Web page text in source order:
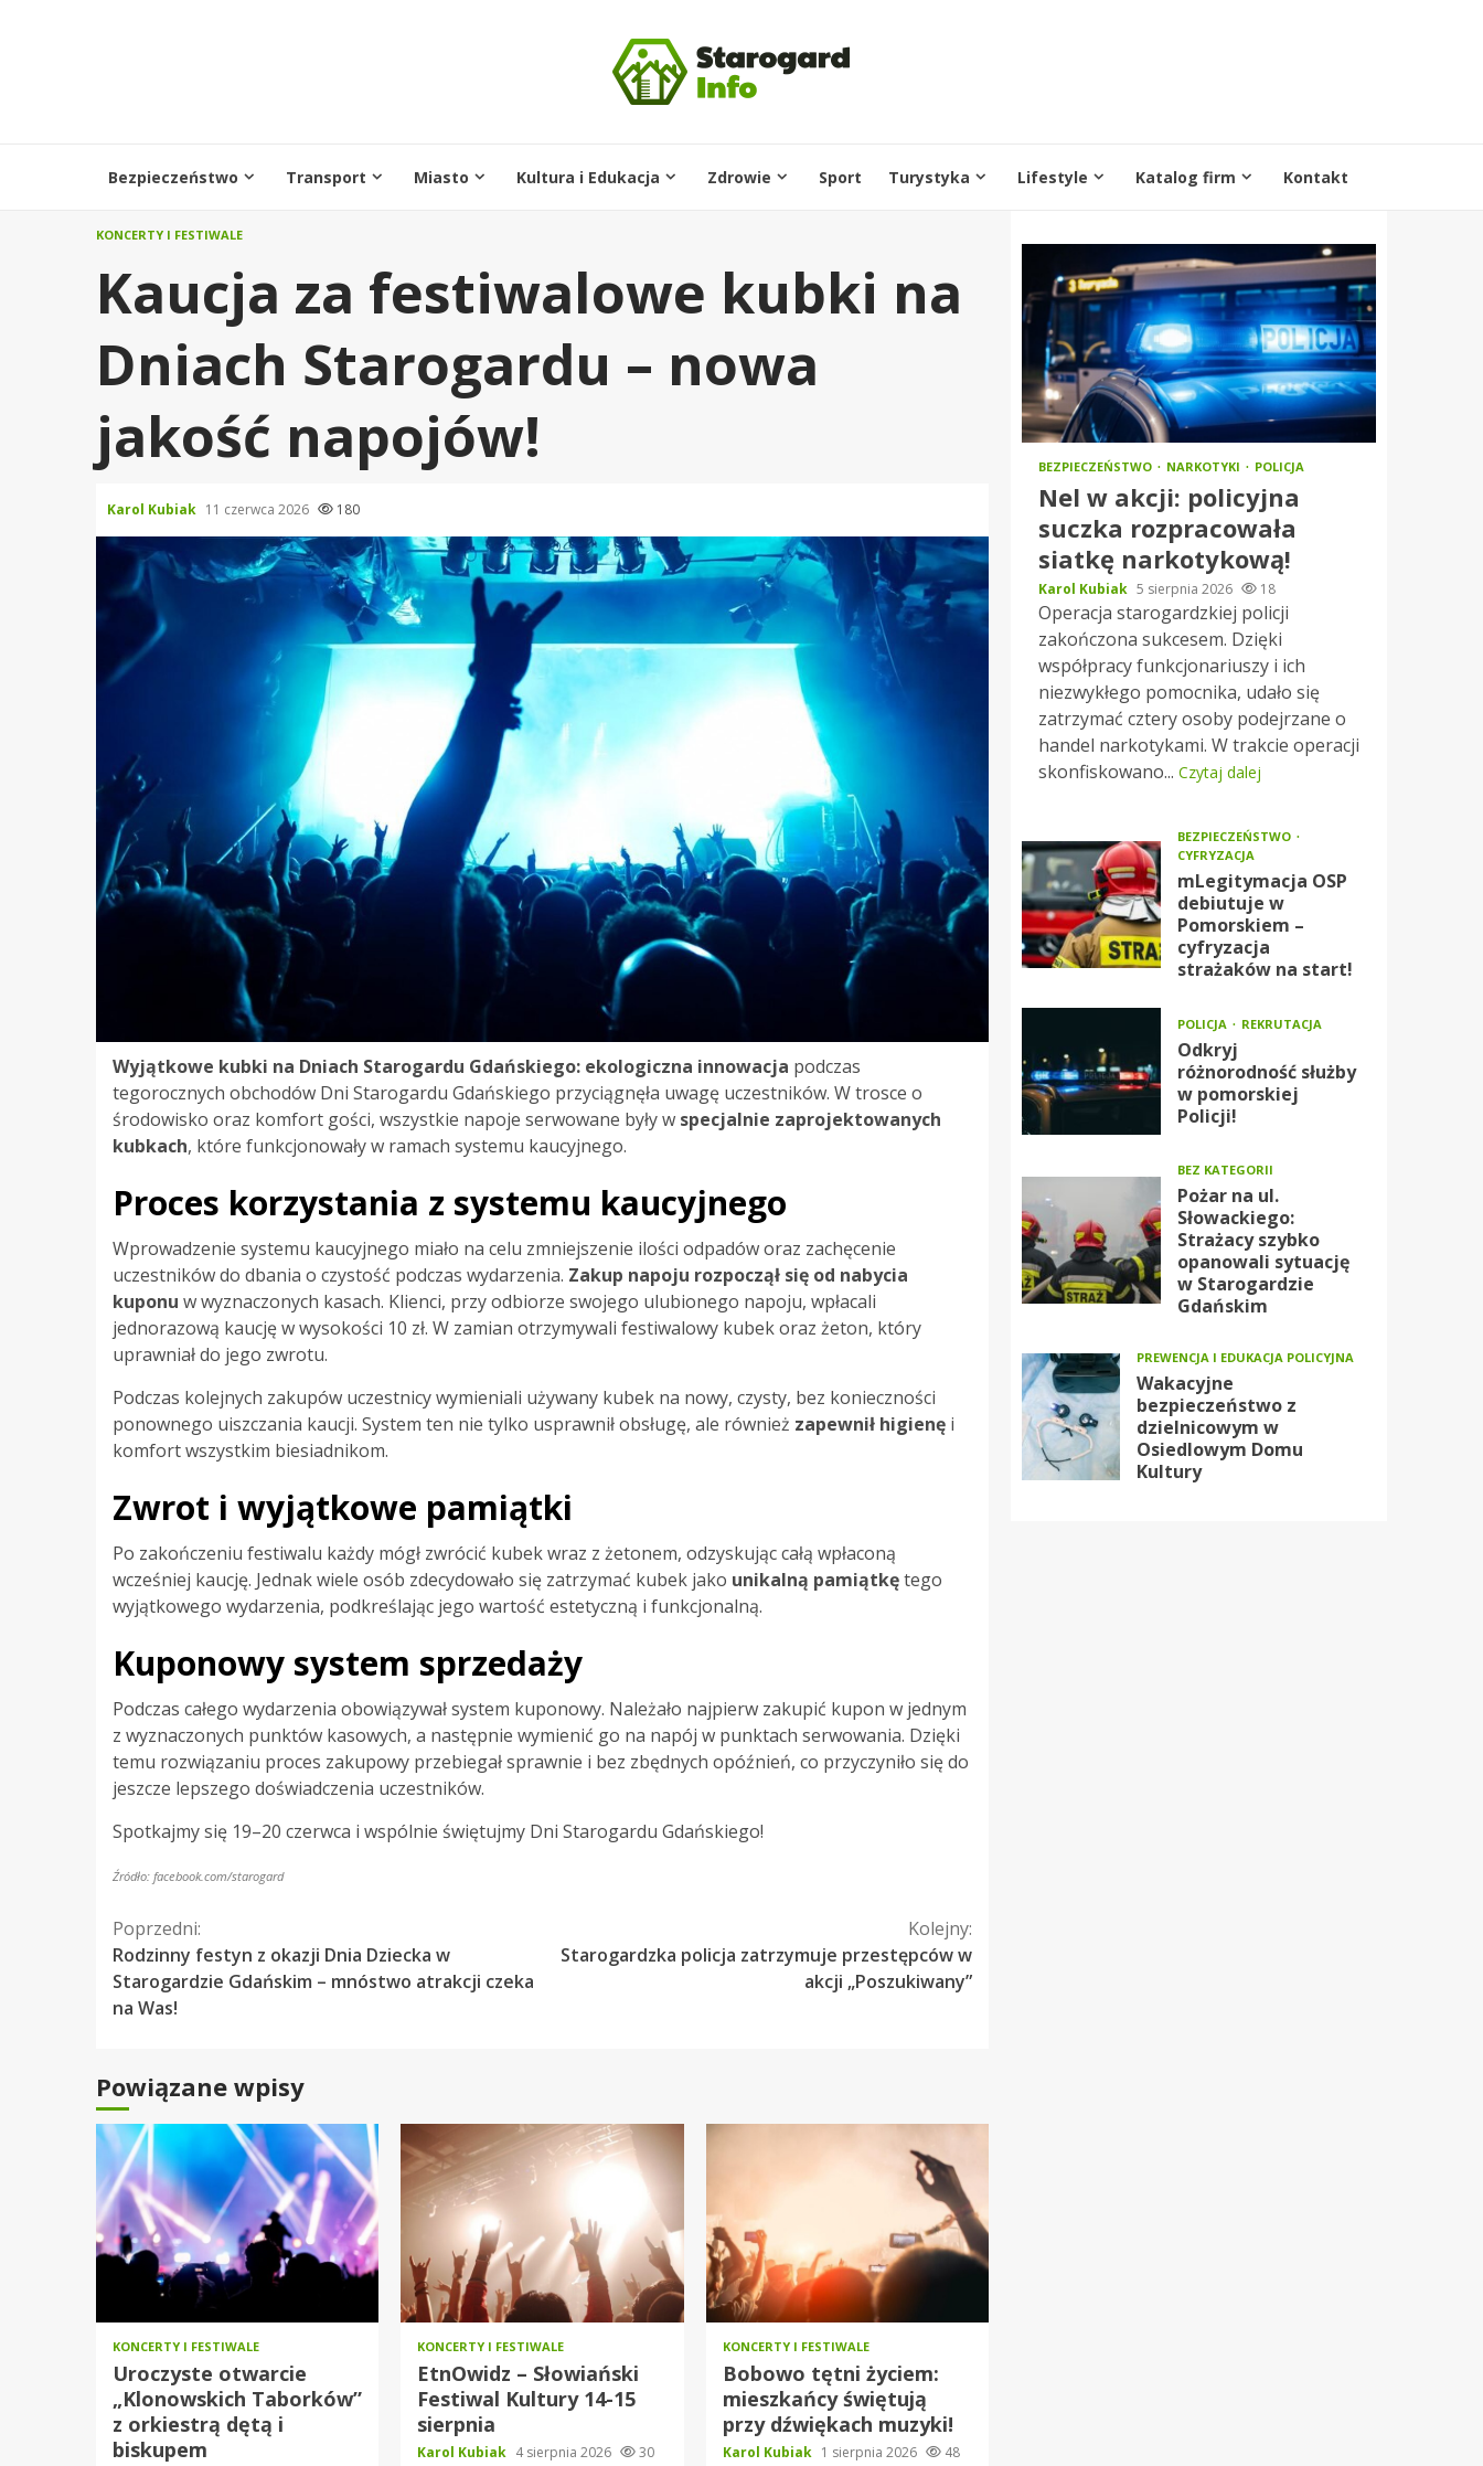
Bezpieczeństwo Transport Miasto Kultura i Edukacja Zdrowie Sport Turystyka Lifestyle Katalog firm Kontakt
KONCERTY I FESTIWALE
Kaucja za festiwalowe kubki na
Dniach Starogardu – nowa
jakość napojów!
Karol Kubiak 11 czerwca 2026 180
Wyjątkowe kubki na Dniach Starogardu Gdańskiego: ekologiczna innowacja podczas
tegorocznych obchodów Dni Starogardu Gdańskiego przyciągnęła uwagę uczestników. W trosce o
środowisko oraz komfort gości, wszystkie napoje serwowane były w specjalnie zaprojektowanych
kubkach, które funkcjonowały w ramach systemu kaucyjnego.
Proces korzystania z systemu kaucyjnego
Wprowadzenie systemu kaucyjnego miało na celu zmniejszenie ilości odpadów oraz zachęcenie
uczestników do dbania o czystość podczas wydarzenia. Zakup napoju rozpoczął się od nabycia
kuponu w wyznaczonych kasach. Klienci, przy odbiorze swojego ulubionego napoju, wpłacali
jednorazową kaucję w wysokości 10 zł. W zamian otrzymywali festiwalowy kubek oraz żeton, który
uprawniał do jego zwrotu.
Podczas kolejnych zakupów uczestnicy wymieniali używany kubek na nowy, czysty, bez konieczności
ponownego uiszczania kaucji. System ten nie tylko usprawnił obsługę, ale również zapewnił higienę i
komfort wszystkim biesiadnikom.
Zwrot i wyjątkowe pamiątki
Po zakończeniu festiwalu każdy mógł zwrócić kubek wraz z żetonem, odzyskując całą wpłaconą
wcześniej kaucję. Jednak wiele osób zdecydowało się zatrzymać kubek jako unikalną pamiątkętego
wyjątkowego wydarzenia, podkreślając jego wartość estetyczną i funkcjonalną.
Kuponowy system sprzedaży
Podczas całego wydarzenia obowiązywał system kuponowy. Należało najpierw zakupić kupon w jednym
z wyznaczonych punktów kasowych, a następnie wymienić go na napój w punktach serwowania. Dzięki
temu rozwiązaniu proces zakupowy przebiegał sprawnie i bez zbędnych opóźnień, co przyczyniło się do
jeszcze lepszego doświadczenia uczestników.
Spotkajmy się 19–20 czerwca i wspólnie świętujmy Dni Starogardu Gdańskiego!
Źródło: facebook.com/starogard
Kontynuuj
czytanie
Poprzedni:
Rodzinny festyn z okazji Dnia Dziecka w
Starogardzie Gdańskim – mnóstwo atrakcji czeka
na Was!
Kolejny:
Starogardzka policja zatrzymuje przestępców w
akcji „Poszukiwany”
Powiązane wpisy
KONCERTY I FESTIWALE
Uroczyste otwarcie
„Klonowskich Taborków”
z orkiestrą dętą i
biskupem
KONCERTY I FESTIWALE
EtnOwidz – Słowiański
Festiwal Kultury 14-15
sierpnia
Karol Kubiak 4 sierpnia 2026 30
KONCERTY I FESTIWALE
Bobowo tętni życiem:
mieszkańcy świętują
przy dźwiękach muzyki!
Karol Kubiak 1 sierpnia 2026 48
BEZPIECZEŃSTWO NARKOTYKI POLICJA
Nel w akcji: policyjna
suczka rozpracowała
siatkę narkotykową!
Karol Kubiak 5 sierpnia 2026 18
Operacja starogardzkiej policji
zakończona sukcesem. Dzięki
współpracy funkcjonariuszy i ich
niezwykłego pomocnika, udało się
zatrzymać cztery osoby podejrzane o
handel narkotykami. W trakcie operacji
skonfiskowano... Czytaj dalej
BEZPIECZEŃSTWO
CYFRYZACJA
mLegitymacja OSP
debiutuje w
Pomorskiem –
cyfryzacja
strażaków na start!
POLICJA REKRUTACJA
Odkryj
różnorodność służby
w pomorskiej
Policji!
BEZ KATEGORII
Pożar na ul.
Słowackiego:
Strażacy szybko
opanowali sytuację
w Starogardzie
Gdańskim
PREWENCJA I EDUKACJA POLICYJNA
Wakacyjne
bezpieczeństwo z
dzielnicowym w
Osiedlowym Domu
Kultury